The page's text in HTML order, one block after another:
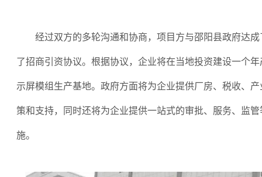
经过双方的多轮沟通和协商，项目方与邵阳县政府达成
了招商引资协议。根据协议，企业将在当地投资建设一个年
示屏模组生产基地。政府方面将为企业提供厂房、税收、
策和支持，同时还将为企业提供一站式的审批、服务、监
施。